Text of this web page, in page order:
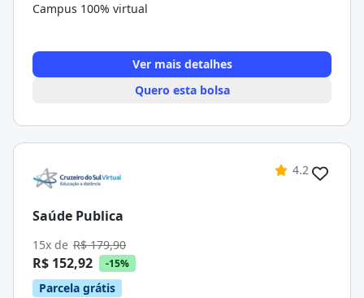
Campus 100% virtual
Ver mais detalhes
Quero esta bolsa
4.2
Saúde Publica
15x de R$ 179,90
R$ 152,92 -15%
Parcela grátis